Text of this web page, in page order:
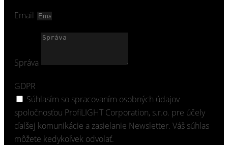
Email
Správa
GDPR
Súhlasím so spracovaním osobných údajov
spoločnosťou ProfiLIGHT Corporation, s.r.o. pre účely
ďalšej komunikácie a zasielanie Newsletter. Váš súhlas
môžete kedykoľvek odvolať.